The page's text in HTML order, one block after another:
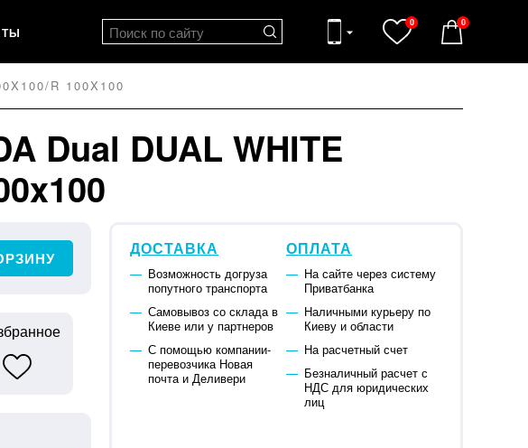
0 0
R 100X100
Dual DUAL WHITE
ДОСТАВКА
Возможность догруза
попутного транспорта
Самовывоз со склада в
Киеве или у партнеров
С помощью компании-
перевозчика Новая
почта и Деливери
ОПЛАТА
На сайте через систему
Приватбанка
Наличными курьеру по
Киеву и области
На расчетный счет
Безналичный расчет с
НДС для юридических
лиц